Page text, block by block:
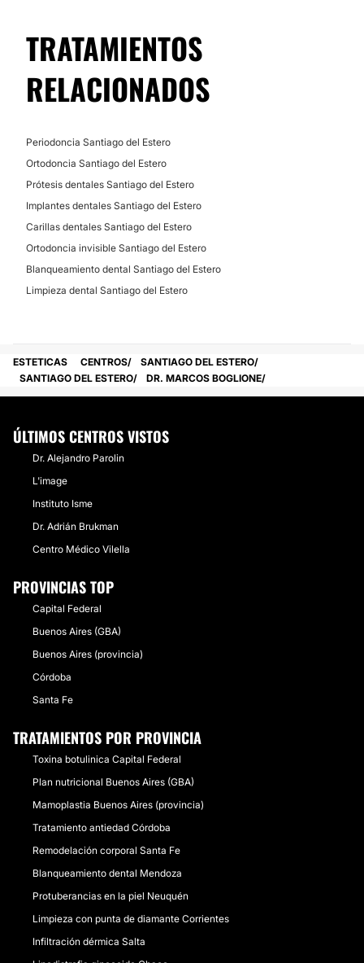
TRATAMIENTOS
RELACIONADOS
Periodoncia Santiago del Estero
Ortodoncia Santiago del Estero
Prótesis dentales Santiago del Estero
Implantes dentales Santiago del Estero
Carillas dentales Santiago del Estero
Ortodoncia invisible Santiago del Estero
Blanqueamiento dental Santiago del Estero
Limpieza dental Santiago del Estero
ESTETICAS CENTROS
SANTIAGO DEL ESTERO
SANTIAGO DEL ESTERO
DR. MARCOS BOGLIONE
ÚLTIMOS CENTROS VISTOS
Dr. Alejandro Parolin
L'image
Instituto Isme
Dr. Adrián Brukman
Centro Médico Vilella
PROVINCIAS TOP
Capital Federal
Buenos Aires (GBA)
Buenos Aires (provincia)
Córdoba
Santa Fe
TRATAMIENTOS POR PROVINCIA
Toxina botulinica Capital Federal
Plan nutricional Buenos Aires (GBA)
Mamoplastia Buenos Aires (provincia)
Tratamiento antiedad Córdoba
Remodelación corporal Santa Fe
Blanqueamiento dental Mendoza
Protuberancias en la piel Neuquén
Limpieza con punta de diamante Corrientes
Infiltración dérmica Salta